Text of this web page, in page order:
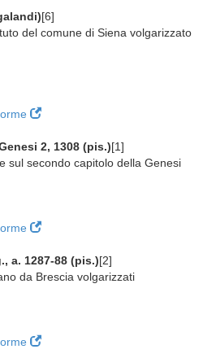
[6]
del comune di Siena volgarizzato
2, 1308 (pis.)[1]
sul secondo capitolo della Genesi
a. 1287-88 (pis.)[2]
da Brescia volgarizzati